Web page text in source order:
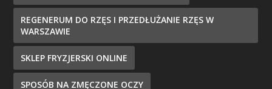
REGENERUM DO RZĘS I PRZEDŁUŻANIE RZĘS W
WARSZAWIE
SKLEP FRYZJERSKI ONLINE
SPOSÓB NA ZMĘCZONE OCZY